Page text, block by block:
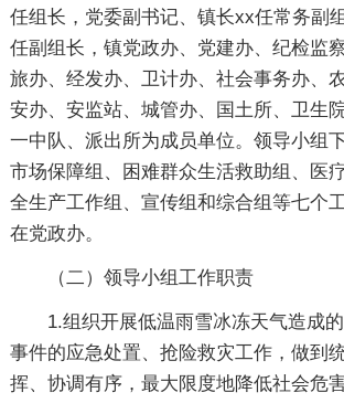
任组长，党委副书记、镇长xx任常务副
任副组长，镇党政办、党建办、纪检监
旅办、经发办、卫计办、社会事务办、
安办、安监站、城管办、国土所、卫生
一中队、派出所为成员单位。领导小组
市场保障组、困难群众生活救助组、医
全生产工作组、宣传组和综合组等七个
在党政办。
（二）领导小组工作职责
1.组织开展低温雨雪冰冻天气造成
事件的应急处置、抢险救灾工作，做到
挥、协调有序，最大限度地降低社会危